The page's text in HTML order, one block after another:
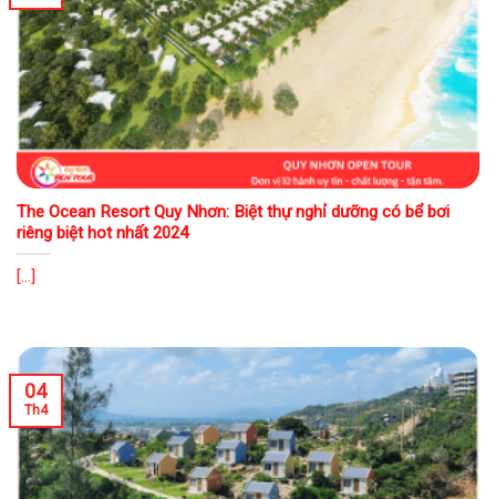
The Ocean Resort Quy Nhơn: Biệt thự nghỉ dưỡng có bể bơi
riêng biệt hot nhất 2024
[...]
04
Th4